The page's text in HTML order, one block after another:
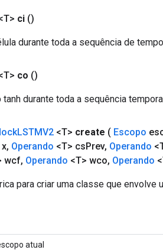
ci ()
durante toda a sequência de
co ()
durante toda a sequência
LSTMV2 <T> create ( Escopo
x, Operando <T> csPrev, Operando
wcf, Operando <T> wco, Operando
para criar uma classe que envolve
atual